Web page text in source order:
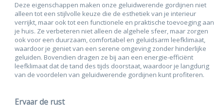
Deze eigenschappen maken onze geluidwerende gordijnen niet
alleen tot een stijlvolle keuze die de esthetiek van je interieur
verrijkt, maar ook tot een functionele en praktische toevoeging aan
je huis. Ze verbeteren niet alleen de algehele sfeer, maar zorgen
ook voor een duurzaam, comfortabel en geluidsarm leefklimaat,
waardoor je geniet van een serene omgeving zonder hinderlijke
geluiden. Bovendien dragen ze bij aan een energie-efficiënt
leefklimaat dat de tand des tijds doorstaat, waardoor je langdurig
van de voordelen van geluidwerende gordijnen kunt profiteren.
Ervaar de rust